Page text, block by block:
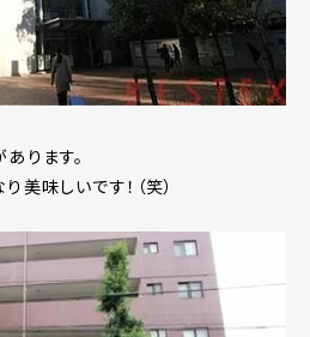
ります。
味しいです！（笑）